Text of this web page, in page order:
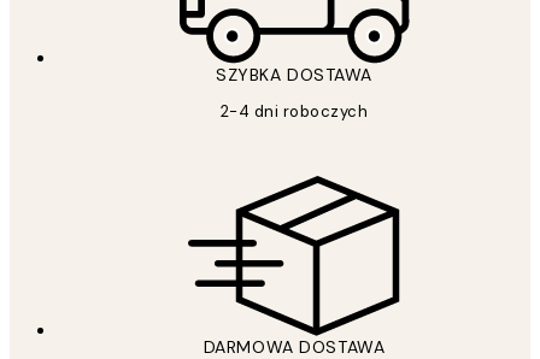
SZYBKA DOSTAWA
2-4 dni roboczych
DARMOWA DOSTAWA